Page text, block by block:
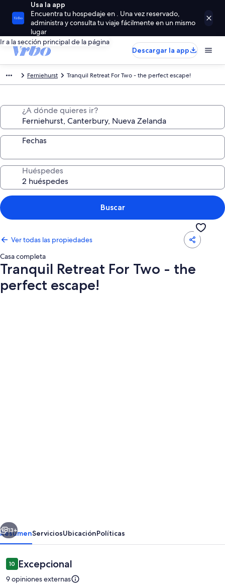
Usa la app
Encuentra tu hospedaje en . Una vez reservado,
administra y consulta tu viaje fácilmente en un mismo
lugar
Ir a la sección principal de la página
Descargar la app
Ferniehurst Tranquil Retreat For Two - the perfect escape!
¿A dónde quieres ir?
Fechas
Huéspedes
Buscar
Ver todas las propiedades
Casa completa
Tranquil Retreat For Two - the
perfect escape!
-
the
perfect
escape!
Siguiente
13+
ResumenServiciosUbicaciónPolíticas
Opiniones
1010 de 10,
Excepcional
9 opiniones externas